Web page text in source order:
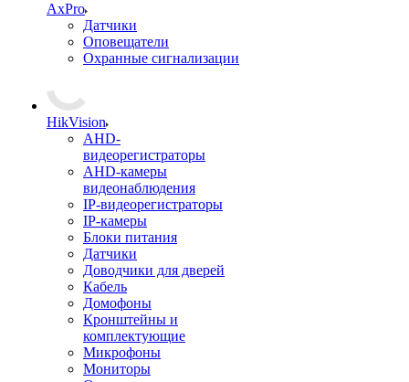
AxPro
Датчики
Оповещатели
Охранные сигнализации
HikVision
AHD-
видеорегистраторы
AHD-камеры
видеонаблюдения
IP-видеорегистраторы
IP-камеры
Блоки питания
Датчики
Доводчики для дверей
Кабель
Домофоны
Кронштейны и
комплектующие
Микрофоны
Мониторы